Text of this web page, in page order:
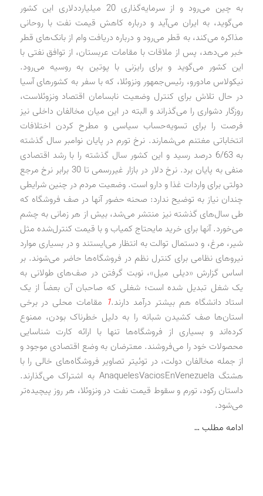
به چین می‌رود و از سرمایه‌گذاری 20 میلیارد‌دلاری این کشور
می‌گوید، به ایران می‌آید و درباره کاهش قیمت نفت با روحانی
مذاکره می‌کند، به قطر می‌رود و درباره دریافت وام از بانک‌های قطر
خبر می‌دهد، پس از ملاقات با مقامات عربستان، از توافق نفتی با
این کشور می‌گوید و برای رایزنی با پوتین به روسیه می‌رود.
نیکولاس مادورو، رئیس‌جمهور ونزوئلا، که با سفر به کشورهای آسیا
در حال تلاش برای کنترل وضعیت نابسامان اقتصاد ونزوئلاست،
روزگار دشواری را می‌گذراند و البته در این میان مخالفان داخلی نیز
فرصت را برای تسویه‌حساب سیاسی و مطرح کردن اختلافات
انتخاباتی مغتنم می‌شمارند. نرخ تورم در پایان نوامبر سال گذشته
به 6/63 درصد رسید و این کشور سال گذشته را با رشد اقتصادی
منفی به پایان برد. نرخ دلار در بازار غیررسمی تا 30 برابر نرخ مرجع
دولتی برای واردات غذا و دارو است. وضعیت مردم در چنین شرایطی
چندان نیاز به توضیح ندارد: صحنه حضور آنها در صف فروشگاه که
طی سال‌های گذشته نیز منتشر می‌شد، بیش از هر زمانی به چشم
می‌خورد. آنها برای خرید مایحتاج کمیاب و با قیمت کنترل‌شده مثل
شیر، مرغ، و دستمال توالت به انتظار می‌ایستند و در بسیاری موارد
نیروهای نظامی برای کنترل نظم در فروشگاه‌ها حاضر می‌شوند. بر
اساس گزارش «دیلی میل»، نوبت گرفتن در صف‌های طولانی به
یک شغل تبدیل شده است؛ شغلی که صاحبان آن بعضاً از یک
استاد دانشگاه هم بیشتر درآمد دارند.1 مقامات محلی در برخی
استان‌ها صف کشیدن شبانه را به دلیل خطرناک بودن، ممنوع
کرده‌اند و بسیاری از فروشگاه‌ها تنها با ارائه کارت شناسایی
محصولات خود را می‌فروشند. معترضان به وضع اقتصادی موجود و
از جمله مخالفان دولت، در توئیتر تصاویر فروشگاه‌های خالی را با
هشتگ AnaquelesVaciosEnVenezuela به اشتراک می‌گذارند.
داستان رکود، تورم و سقوط قیمت نفت در ونزوئلا، هر روز پیچیده‌تر
می‌شود.
ادامه مطلب …